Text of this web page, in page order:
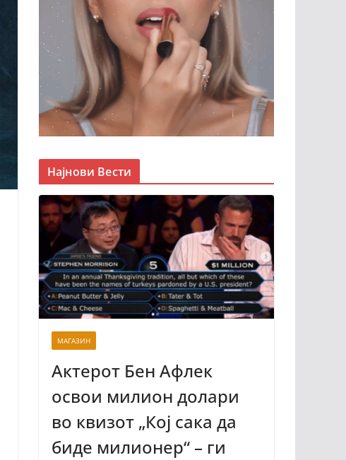
Најнови Вести
МАГАЗИН
Актерот Бен Афлек
освои милион долари
во квизот „Кој сака да
биде милионер“ – ги